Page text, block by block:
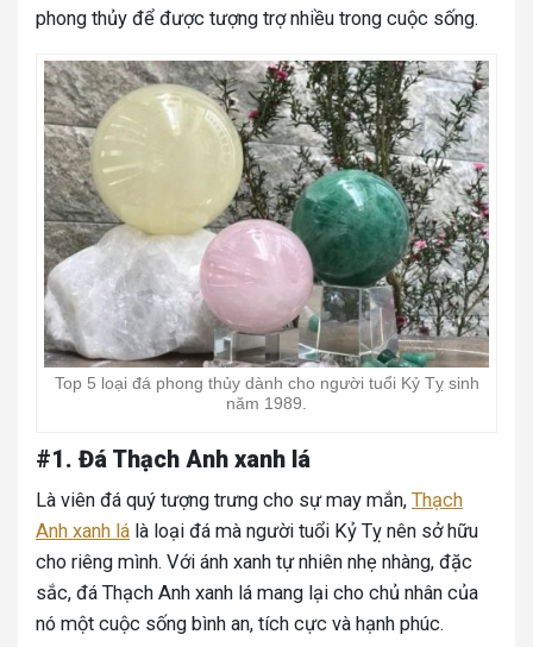
phong thủy để được tượng trợ nhiều trong cuộc sống.
Top 5 loại đá phong thủy dành cho người tuổi Kỷ Tỵ sinh
năm 1989.
#1. Đá Thạch Anh xanh lá
Là viên đá quý tượng trưng cho sự may mắn, Thạch
Anh xanh lá là loại đá mà người tuổi Kỷ Tỵ nên sở hữu
cho riêng mình. Với ánh xanh tự nhiên nhẹ nhàng, đặc
sắc, đá Thạch Anh xanh lá mang lại cho chủ nhân của
nó một cuộc sống bình an, tích cực và hạnh phúc.